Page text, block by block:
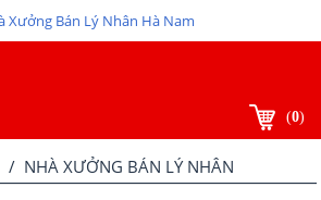
(0)
/ NHÀ XƯỞNG BÁN LÝ NHÂN